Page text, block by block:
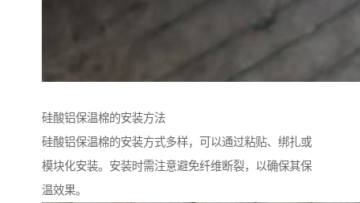
硅酸铝保温棉的安装方法
硅酸铝保温棉的安装方式多样，可以通过粘贴、绑扎或
模块化安装。安装时需注意避免纤维断裂，以确保其保
温效果。